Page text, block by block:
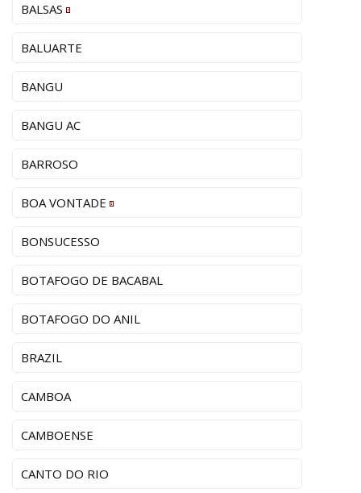
BALSAS
BALUARTE
BANGU
BANGU AC
BARROSO
BOA VONTADE
BONSUCESSO
BOTAFOGO DE BACABAL
BOTAFOGO DO ANIL
BRAZIL
CAMBOA
CAMBOENSE
CANTO DO RIO